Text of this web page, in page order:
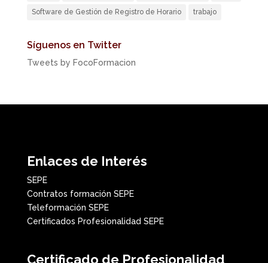
Software de Gestión de Registro de Horario trabajo
Síguenos en Twitter
Tweets by FocoFormacion
Enlaces de Interés
SEPE
Contratos formación SEPE
Teleformación SEPE
Certificados Profesionalidad SEPE
Certificado de Profesionalidad